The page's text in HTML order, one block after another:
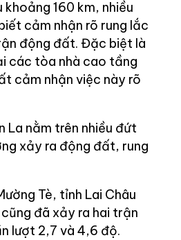
160 km, nhiều
cảm nhận rõ rung lắc
động đất. Đặc biệt là
các tòa nhà cao tầng
cảm nhận việc này rõ
La nằm trên nhiều đứt
xảy ra động đất, rung
Tè, tỉnh Lai Châu
đã xảy ra hai trận
lượt 2,7 và 4,6 độ.